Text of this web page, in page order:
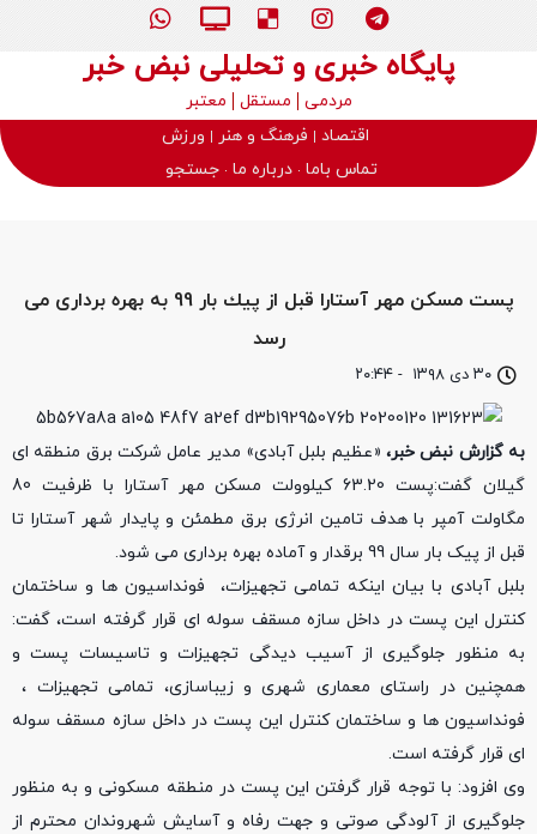
پایگاه خبری و تحلیلی نبض خبر
مردمی مستقل
معتبر
اقتصاد
فرهنگ و هنر
ورزش
تماس باما درباره ما جستجو
۳۰ دی ۱۳۹۸ - ۲۰:۴۴
پست مسكن مهر آستارا قبل از پیك بار 99 به بهره برداری می
رسد
به گزارش نبض خبر، «عظیم بلبل آبادی» مدیر عامل شرکت برق منطقه ای
گیلان گفت:پست 63.20 کیلوولت مسکن مهر آستارا با ظرفیت 80
مگاولت آمپر با هدف تامین انرژی برق مطمئن و پایدار شهر آستارا تا
قبل از پیک بار سال 99 برقدار و آماده بهره برداری می شود.
بلبل آبادی با بیان اینکه تمامی تجهیزات، فونداسیون ها و ساختمان
کنترل این پست در داخل سازه مسقف سوله ای قرار گرفته است، گفت:
به منظور جلوگیری از آسیب دیدگی تجهیزات و تاسیسات پست و
همچنین در راستای معماری شهری و زیباسازی، تمامی تجهیزات ،
فونداسیون ها و ساختمان کنترل این پست در داخل سازه مسقف سوله
ای قرار گرفته است.
وی افزود: با توجه قرار گرفتن این پست در منطقه مسکونی و به منظور
جلوگیری از آلودگی صوتی و جهت رفاه و آسایش شهروندان محترم از